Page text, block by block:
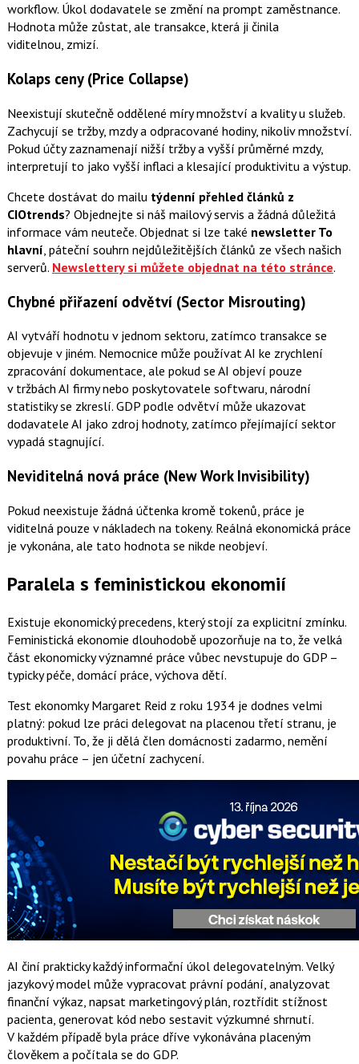
workflow. Úkol dodavatele se změní na prompt zaměstnance.
Hodnota může zůstat, ale transakce, která ji činila
viditelnou, zmizí.
Kolaps ceny (Price Collapse)
Neexistují skutečně oddělené míry množství a kvality u služeb.
Zachycují se tržby, mzdy a odpracované hodiny, nikoliv množství.
Pokud účty zaznamenají nižší tržby a vyšší průměrné mzdy,
interpretují to jako vyšší inflaci a klesající produktivitu a výstup.
Chcete dostávat do mailu týdenní přehled článků z
CIOtrends? Objednejte si náš mailový servis a žádná důležitá
informace vám neuteče. Objednat si lze také newsletter To
hlavní , páteční souhrn nejdůležitějších článků ze všech našich
serverů. Newslettery si můžete objednat na této stránce.
Chybné přiřazení odvětví (Sector Misrouting)
AI vytváří hodnotu v jednom sektoru, zatímco transakce se
objevuje v jiném. Nemocnice může používat AI ke zrychlení
zpracování dokumentace, ale pokud se AI objeví pouze
v tržbách AI firmy nebo poskytovatele softwaru, národní
statistiky se zkreslí. GDP podle odvětví může ukazovat
dodavatele AI jako zdroj hodnoty, zatímco přejímající sektor
vypadá stagnující.
Neviditelná nová práce (New Work Invisibility)
Pokud neexistuje žádná účtenka kromě tokenů, práce je
viditelná pouze v nákladech na tokeny. Reálná ekonomická práce
je vykonána, ale tato hodnota se nikde neobjeví.
Paralela s feministickou ekonomií
Existuje ekonomický precedens, který stojí za explicitní zmínku.
Feministická ekonomie dlouhodobě upozorňuje na to, že velká
část ekonomicky významné práce vůbec nevstupuje do GDP –
typicky péče, domácí práce, výchova dětí.
Test ekonomky Margaret Reid z roku 1934 je dodnes velmi
platný: pokud lze práci delegovat na placenou třetí stranu, je
produktivní. To, že ji dělá člen domácnosti zadarmo, nemění
povahu práce – jen účetní zachycení.
AI činí prakticky každý informační úkol delegovatelným. Velký
jazykový model může vypracovat právní podání, analyzovat
finanční výkaz, napsat marketingový plán, roztřídit stížnost
pacienta, generovat kód nebo sestavit výzkumné shrnutí.
V každém případě byla práce dříve vykonávána placeným
člověkem a počítala se do GDP.